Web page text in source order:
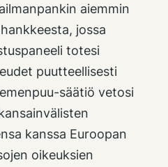
aiemmin
jossa
totesi
puutteellisesti
säätiö vetosi
kanssa Euroopan
oikeuksien